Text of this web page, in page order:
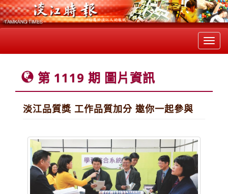
第 1119 期 圖片資訊
淡江品質獎 工作品質加分 邀你一起參與